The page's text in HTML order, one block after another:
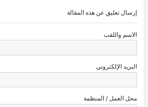
إرسال تعليق عن هذه المقالة
الاسم واللقب
البريد الإلكتروني
محل العمل / المنظمة